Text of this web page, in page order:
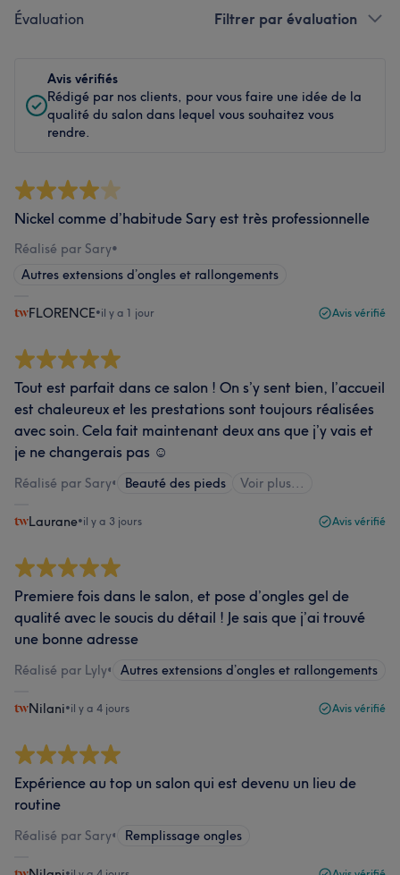
Évaluation Filtrer par évaluation
Avis vérifiés
Rédigé par nos clients, pour vous faire une idée de la
qualité du salon dans lequel vous souhaitez vous
rendre.
Nickel comme d’habitude Sary est très professionnelle
Réalisé par Sary•
Autres extensions d’ongles et rallongements
FLORENCE•il y a 1 jour Avis vérifié
Tout est parfait dans ce salon ! On s’y sent bien, l’accueil
est chaleureux et les prestations sont toujours réalisées
avec soin. Cela fait maintenant deux ans que j’y vais et
je ne changerais pas ☺️
Réalisé par Sary• Beauté des pieds Voir plus...
Laurane•il y a 3 jours Avis vérifié
Premiere fois dans le salon, et pose d’ongles gel de
qualité avec le soucis du détail ! Je sais que j’ai trouvé
une bonne adresse
Réalisé par Lyly• Autres extensions d’ongles et rallongements
Nilani•il y a 4 jours Avis vérifié
Expérience au top un salon qui est devenu un lieu de
routine
Réalisé par Sary• Remplissage ongles